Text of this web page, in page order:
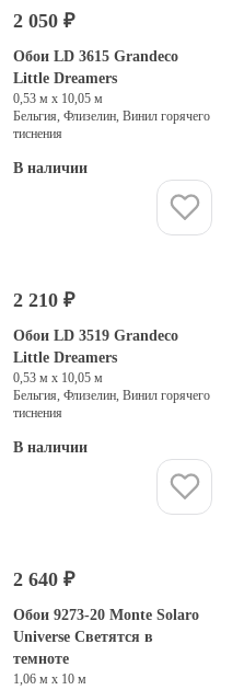
2 050 ₽
Обои LD 3615 Grandeco
Little Dreamers
0,53 м х 10,05 м
Бельгия, Флизелин, Винил горячего
тиснения
В наличии
2 210 ₽
Обои LD 3519 Grandeco
Little Dreamers
0,53 м х 10,05 м
Бельгия, Флизелин, Винил горячего
тиснения
В наличии
2 640 ₽
Обои 9273-20 Monte Solaro
Universe Светятся в
темноте
1,06 м х 10 м